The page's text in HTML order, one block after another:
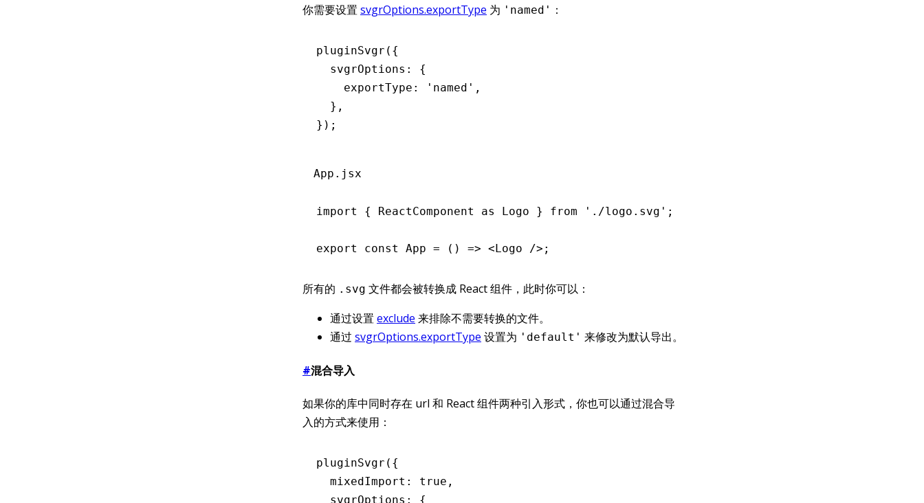
你需要设置 svgrOptions.exportType 为 'named' ：
pluginSvgr ({
  svgrOptions
:
{
    exportType
: 'named' ,
  }
,
});
App.jsx
import { ReactComponent as Logo } from './logo.svg' ;
export const App = () => < Logo />;
所有的 .svg 文件都会被转换成 React 组件，此时你可以：
通过设置 exclude 来排除不需要转换的文件。
通过 svgrOptions.exportType 设置为 'default' 来修改为默认导出。
#混合导入
如果你的库中同时存在 url 和 React 组件两种引入形式，你也可以通过混合导
入的方式来使用：
pluginSvgr ({
  mixedImport
: true ,
  svgrOptions
:
{